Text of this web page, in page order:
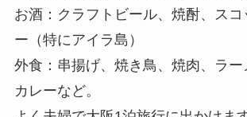
お酒：クラフトビール、焼酎、スコ
ー（特にアイラ島）
外食：串揚げ、焼き鳥、焼肉、ラー
カレーなど。